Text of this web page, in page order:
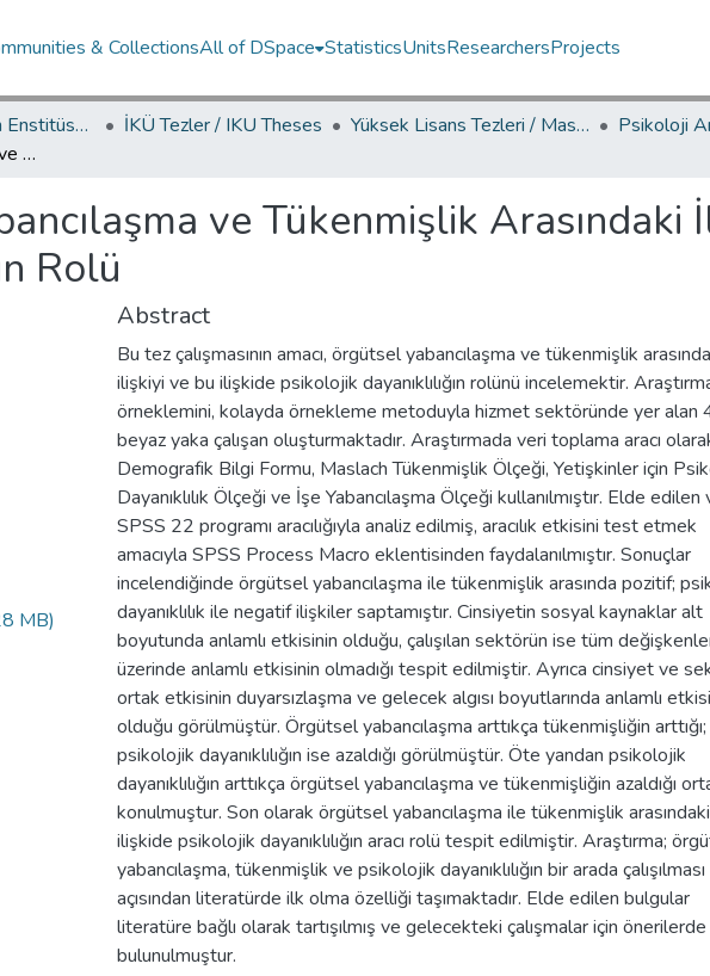
& CollectionsAll of DSpace StatisticsUnitsResearchersProjects
Lisansüstü Eğitim Enstitüsü / Postgraduate Education Institute İKÜ Tezler / IKU Theses Yüksek Lisans Tezleri / Master's Theses
Örgütsel Yabancılaşma ve Tükenmişlik Arasındaki İlişkide Psikolojik Dayanıklılığın Rolü
ve Tükenmişlik Arasındaki
Rolü
MB)
Abstract
Bu tez çalışmasının amacı, örgütsel yabancılaşma ve tükenmişlik
ilişkiyi ve bu ilişkide psikolojik dayanıklılığın rolünü incelemektir.
örneklemini, kolayda örnekleme metoduyla hizmet sektöründe yer alan
beyaz yaka çalışan oluşturmaktadır. Araştırmada veri toplama aracı
Demografik Bilgi Formu, Maslach Tükenmişlik Ölçeği, Yetişkinler için
Dayanıklılık Ölçeği ve İşe Yabancılaşma Ölçeği kullanılmıştır. Elde
SPSS 22 programı aracılığıyla analiz edilmiş, aracılık etkisini test etmek
amacıyla SPSS Process Macro eklentisinden faydalanılmıştır. Sonuçlar
incelendiğinde örgütsel yabancılaşma ile tükenmişlik arasında pozitif;
dayanıklılık ile negatif ilişkiler saptamıştır. Cinsiyetin sosyal kaynaklar alt
boyutunda anlamlı etkisinin olduğu, çalışılan sektörün ise tüm
üzerinde anlamlı etkisinin olmadığı tespit edilmiştir. Ayrıca cinsiyet ve
ortak etkisinin duyarsızlaşma ve gelecek algısı boyutlarında anlamlı
olduğu görülmüştür. Örgütsel yabancılaşma arttıkça tükenmişliğin arttığı;
psikolojik dayanıklılığın ise azaldığı görülmüştür. Öte yandan psikolojik
dayanıklılığın arttıkça örgütsel yabancılaşma ve tükenmişliğin azaldığı
konulmuştur. Son olarak örgütsel yabancılaşma ile tükenmişlik arasındaki
ilişkide psikolojik dayanıklılığın aracı rolü tespit edilmiştir. Araştırma;
yabancılaşma, tükenmişlik ve psikolojik dayanıklılığın bir arada çalışılması
açısından literatürde ilk olma özelliği taşımaktadır. Elde edilen bulgular
literatüre bağlı olarak tartışılmış ve gelecekteki çalışmalar için önerilerde
bulunulmuştur.